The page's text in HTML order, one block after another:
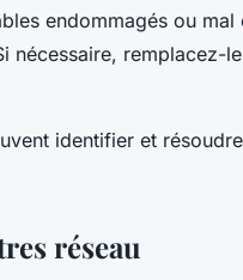
endommagés ou
nécessaire, remplacez-
identifier et
réseau